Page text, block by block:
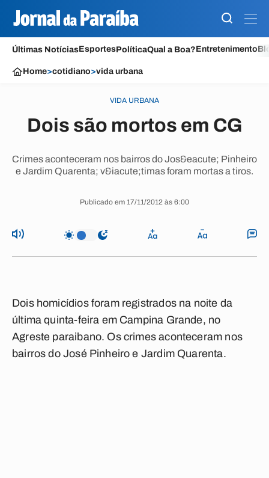
Últimas NotíciasEsportesPolíticaQual a Boa?Entretenimento
Home>cotidiano>vida urbana
VIDA URBANA
Dois são mortos em CG
Crimes aconteceram nos bairros do Jos&eacute; Pinheiro
e Jardim Quarenta; v&iacute;timas foram mortas a tiros.
Publicado em 17/11/2012 às 6:00
Dois homicídios foram registrados na noite da
última quinta-feira em Campina Grande, no
Agreste paraibano. Os crimes aconteceram nos
bairros do José Pinheiro e Jardim Quarenta.